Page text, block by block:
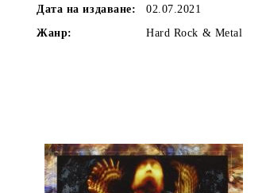
Дата на издаване:
02.07.2021
Жанр:
Hard Rock & Metal